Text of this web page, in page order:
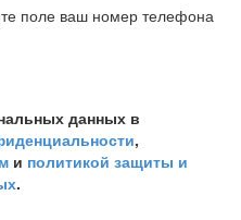
поле ваш номер телефона
данных в
,
и политикой защиты и
.